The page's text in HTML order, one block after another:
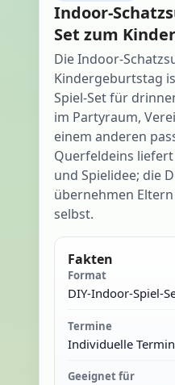
Indoor-
Set zum
Die Indoor-
Kindergeburtstag
Spiel-Set für
im Partyraum,
einem anderen
Querfeldeins
und Spielidee; die
übernehmen
selbst.
Fakten
Format
DIY-Indoor-Spiel-
Termine
Individuelle
Geeignet für